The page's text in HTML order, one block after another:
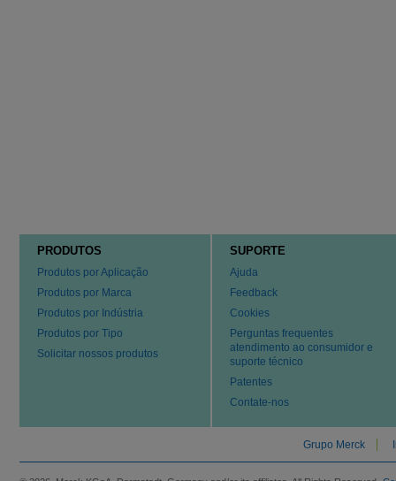
PRODUTOS
Produtos por Aplicação
Produtos por Marca
Produtos por Indústria
Produtos por Tipo
Solicitar nossos produtos
SUPORTE
Ajuda
Feedback
Cookies
Perguntas frequentes
atendimento ao consumidor e
suporte técnico
Patentes
Contate-nos
Grupo Merck